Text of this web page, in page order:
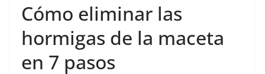
Cómo eliminar las
hormigas de la maceta
en 7 pasos